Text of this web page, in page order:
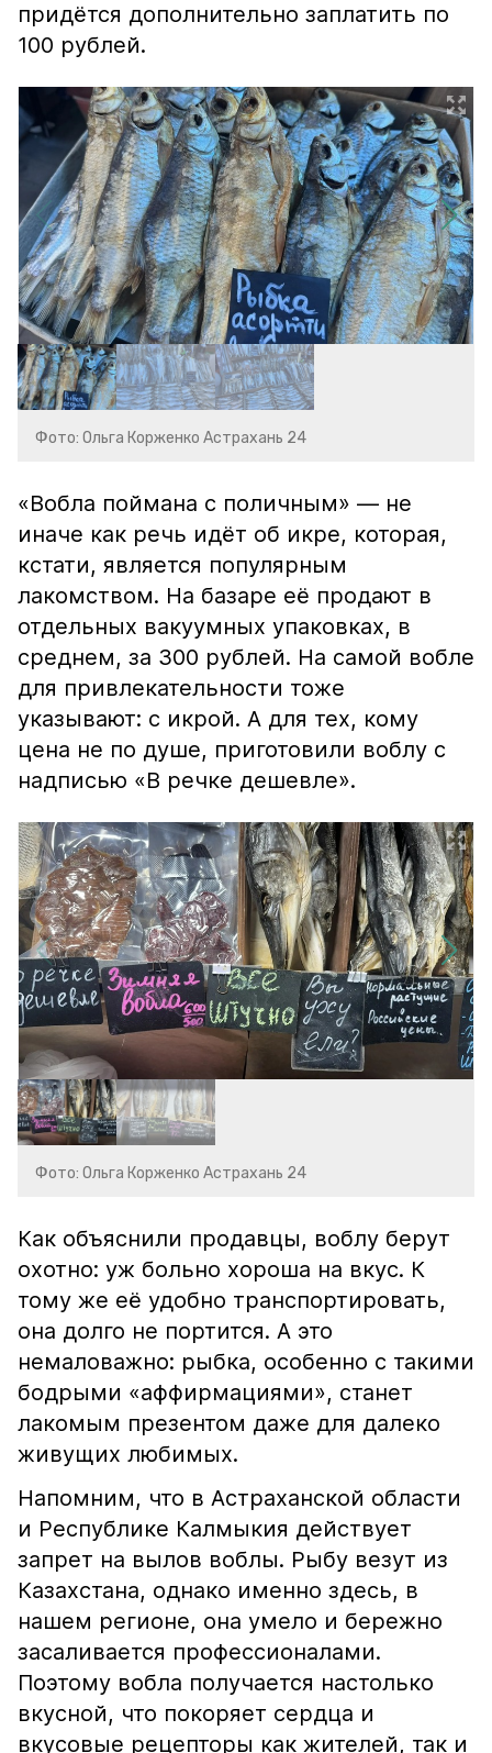
придётся дополнительно заплатить по
100 рублей.
Фото: Ольга Корженко Астрахань 24
«Вобла поймана с поличным» — не
иначе как речь идёт об икре, которая,
кстати, является популярным
лакомством. На базаре её продают в
отдельных вакуумных упаковках, в
среднем, за 300 рублей. На самой вобле
для привлекательности тоже
указывают: с икрой. А для тех, кому
цена не по душе, приготовили воблу с
надписью «В речке дешевле».
Фото: Ольга Корженко Астрахань 24
Как объяснили продавцы, воблу берут
охотно: уж больно хороша на вкус. К
тому же её удобно транспортировать,
она долго не портится. А это
немаловажно: рыбка, особенно с такими
бодрыми «аффирмациями», станет
лакомым презентом даже для далеко
живущих любимых.
Напомним, что в Астраханской области
и Республике Калмыкия действует
запрет на вылов воблы. Рыбу везут из
Казахстана, однако именно здесь, в
нашем регионе, она умело и бережно
засаливается профессионалами.
Поэтому вобла получается настолько
вкусной, что покоряет сердца и
вкусовые рецепторы как жителей, так и